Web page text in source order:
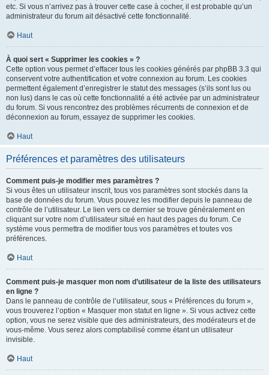
etc. Si vous n’arrivez pas à trouver cette case à cocher, il est probable qu’un
administrateur du forum ait désactivé cette fonctionnalité.
Haut
À quoi sert « Supprimer les cookies » ?
Cette option vous permet d’effacer tous les cookies générés par phpBB 3.3 qui
conservent votre authentification et votre connexion au forum. Les cookies
permettent également d’enregistrer le statut des messages (s’ils sont lus ou
non lus) dans le cas où cette fonctionnalité a été activée par un administrateur
du forum. Si vous rencontrez des problèmes récurrents de connexion et de
déconnexion au forum, essayez de supprimer les cookies.
Haut
Préférences et paramètres des utilisateurs
Comment puis-je modifier mes paramètres ?
Si vous êtes un utilisateur inscrit, tous vos paramètres sont stockés dans la
base de données du forum. Vous pouvez les modifier depuis le panneau de
contrôle de l’utilisateur. Le lien vers ce dernier se trouve généralement en
cliquant sur votre nom d’utilisateur situé en haut des pages du forum. Ce
système vous permettra de modifier tous vos paramètres et toutes vos
préférences.
Haut
Comment puis-je masquer mon nom d’utilisateur de la liste des utilisateurs
en ligne ?
Dans le panneau de contrôle de l’utilisateur, sous « Préférences du forum »,
vous trouverez l’option « Masquer mon statut en ligne ». Si vous activez cette
option, vous ne serez visible que des administrateurs, des modérateurs et de
vous-même. Vous serez alors comptabilisé comme étant un utilisateur
invisible.
Haut